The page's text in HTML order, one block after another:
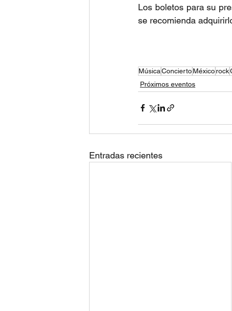
Los boletos para su
se recomienda
MúsicaConciertoMéxicorock
Próximos eventos
Entradas recientes